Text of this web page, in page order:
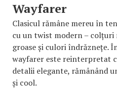
Wayfarer
Clasicul rămâne mereu în
cu un twist modern – colțuri
groase și culori îndrăznețe.
wayfarer este reinterpretat
detalii elegante, rămânând
și cool.